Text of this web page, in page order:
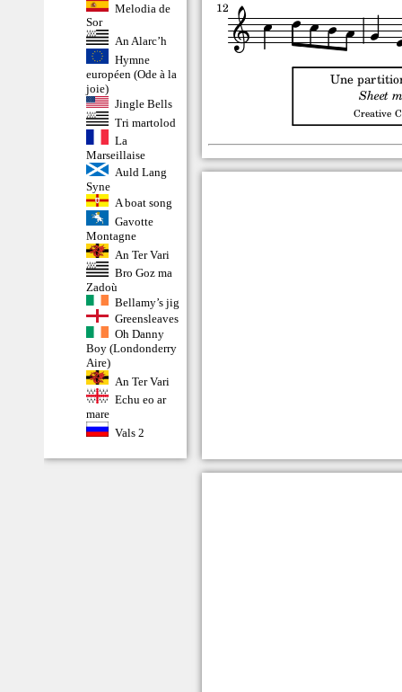
Melodia de
Sor
An Alarc’h
Hymne
européen (Ode à la
joie)
Jingle Bells
Tri martolod
La
Marseillaise
Auld Lang
Syne
A boat song
Gavotte
Montagne
An Ter Vari
Bro Goz ma
Zadoù
Bellamy’s jig
Greensleaves
Oh Danny
Boy (Londonderry
Aire)
An Ter Vari
Echu eo ar
mare
Vals 2